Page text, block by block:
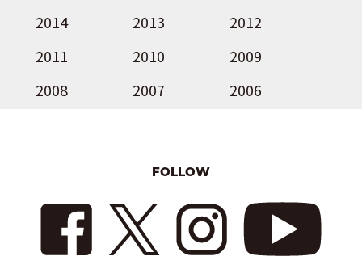
2014
2013
2012
2011
2010
2009
2008
2007 2006
FOLLOW